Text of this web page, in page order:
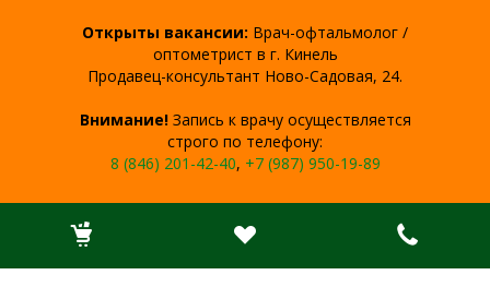
Открыты вакансии: Врач-офтальмолог /
оптометрист в г. Кинель
Продавец-консультант Ново-Садовая, 24.
Внимание!Запись к врачу осуществляется
строго по телефону:
8 (846) 201-42-40, +7 (987) 950-19-89